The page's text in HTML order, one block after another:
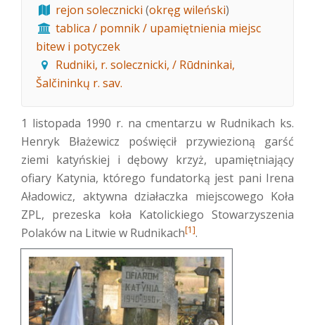
rejon solecznicki (okręg wileński)
tablica / pomnik / upamiętnienia miejsc
bitew i potyczek
Rudniki, r. solecznicki, / Rūdninkai,
Šalčininkų r. sav.
1 listopada 1990 r. na cmentarzu w Rudnikach ks.
Henryk Błażewicz poświęcił przywiezioną garść
ziemi katyńskiej i dębowy krzyż, upamiętniający
ofiary Katynia, którego fundatorką jest pani Irena
Aładowicz, aktywna działaczka miejscowego Koła
ZPL, prezeska koła Katolickiego Stowarzyszenia
Polaków na Litwie w Rudnikach[1].